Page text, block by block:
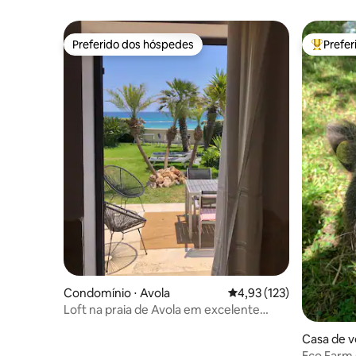
Preferido dos hóspedes
Preferido dos hóspedes
Condomínio ⋅ Avola 4,93 de uma avaliação
4,93 (123)
Loft na praia de Avola em excelente
Entre
Casa de